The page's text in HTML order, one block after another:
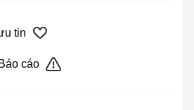
tin
Báo cáo